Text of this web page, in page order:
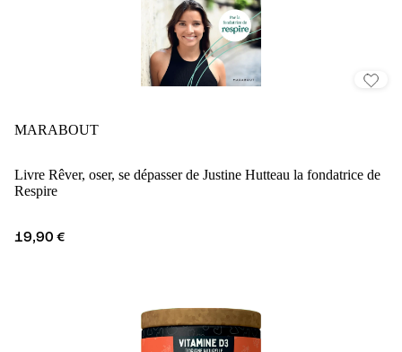
MARABOUT
Livre Rêver, oser, se dépasser de Justine Hutteau la fondatrice de
Respire
19,90 €